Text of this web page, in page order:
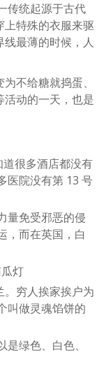
传统起源于古代
上特殊的衣服来驱
最薄的时候，人
不给糖就捣蛋、
活动的一天，也是
很多酒店都没有
医院没有第 13 号
量免受邪恶的侵
，而在英国，白
灯
。穷人挨家挨户为
做灵魂馅饼的
绿色、白色、